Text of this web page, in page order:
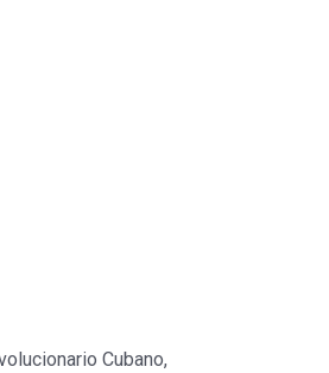
Cubano,